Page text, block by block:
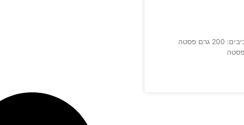
פסטה קישואים – ללא גלוטן 2 מנות רכיבים: 200 גרם פסטה